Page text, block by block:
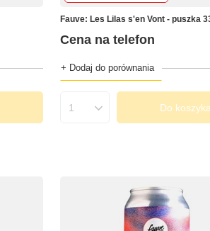
Fauve: Les Lilas s'en Vont - puszka
Cena na telefon
+ Dodaj do porównania
Ilość produktów Do koszyka